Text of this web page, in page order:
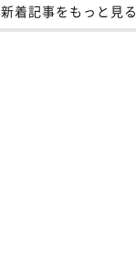
新着記事をもっと見る